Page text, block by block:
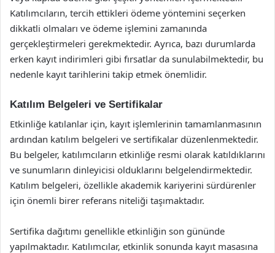
Katılımcıların, tercih ettikleri ödeme yöntemini seçerken
dikkatli olmaları ve ödeme işlemini zamanında
gerçekleştirmeleri gerekmektedir. Ayrıca, bazı durumlarda
erken kayıt indirimleri gibi fırsatlar da sunulabilmektedir, bu
nedenle kayıt tarihlerini takip etmek önemlidir.
Katılım Belgeleri ve Sertifikalar
Etkinliğe katılanlar için, kayıt işlemlerinin tamamlanmasının
ardından katılım belgeleri ve sertifikalar düzenlenmektedir.
Bu belgeler, katılımcıların etkinliğe resmi olarak katıldıklarını
ve sunumların dinleyicisi olduklarını belgelendirmektedir.
Katılım belgeleri, özellikle akademik kariyerini sürdürenler
için önemli birer referans niteliği taşımaktadır.
Sertifika dağıtımı genellikle etkinliğin son gününde
yapılmaktadır. Katılımcılar, etkinlik sonunda kayıt masasına